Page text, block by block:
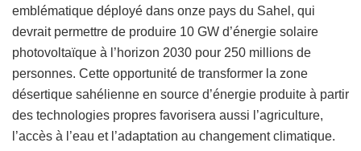
emblématique déployé dans onze pays du Sahel, qui
devrait permettre de produire 10 GW d’énergie solaire
photovoltaïque à l’horizon 2030 pour 250 millions de
personnes. Cette opportunité de transformer la zone
désertique sahélienne en source d’énergie produite à partir
des technologies propres favorisera aussi l’agriculture,
l’accès à l’eau et l’adaptation au changement climatique.